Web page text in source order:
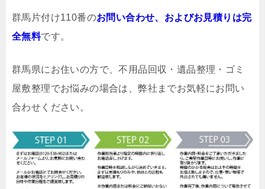
群馬片付け110番のお問い合わせ、およびお見積りは完
全無料です。
群馬県にお住いの方で、不用品回収・遺品整理・ゴミ
屋敷整理でお悩みの場合は、弊社までお気軽にお問い
合わせください。